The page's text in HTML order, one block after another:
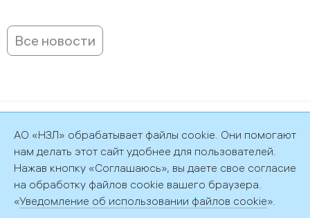
Все новости
Политика обработки персональных данных
192029, г. Санкт-Петербург, пр. Обуховской обороны, д. 51, лит.
АО «НЗЛ» обрабатывает файлы cookie. Они помогают
нам делать этот сайт удобнее для пользователей.
Нажав кнопку «Соглашаюсь», вы даете свое согласие
на обработку файлов cookie вашего браузера.
«Уведомление об использовании файлов cookie».